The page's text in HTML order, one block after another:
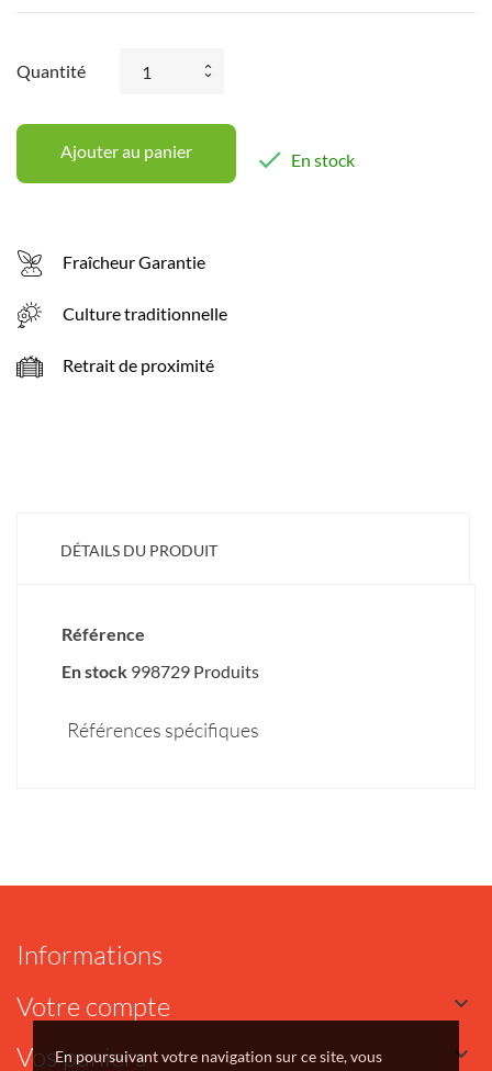
En poursuivant votre navigation sur ce site, vous
Quantité
Ajouter au panier  En stock
Fraîcheur Garantie
Culture traditionnelle
Retrait de proximité
DÉTAILS DU PRODUIT
Référence
En stock 998729 Produits
Références spécifiques
Informations
Votre compte

Vos paniers 